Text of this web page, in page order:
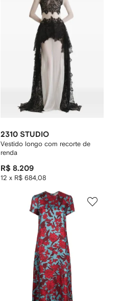
2310 STUDIO
Vestido longo com recorte de
renda
R$ 8.209
12 x R$ 684,08